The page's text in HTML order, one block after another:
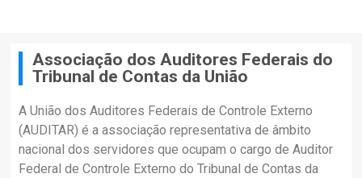
Associação dos Auditores Federais do
Tribunal de Contas da União
A União dos Auditores Federais de Controle Externo
(AUDITAR) é a associação representativa de âmbito
nacional dos servidores que ocupam o cargo de Auditor
Federal de Controle Externo do Tribunal de Contas da